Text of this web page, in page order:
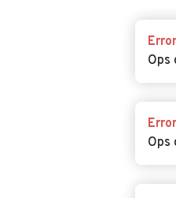
Error
Ops
Error
Ops